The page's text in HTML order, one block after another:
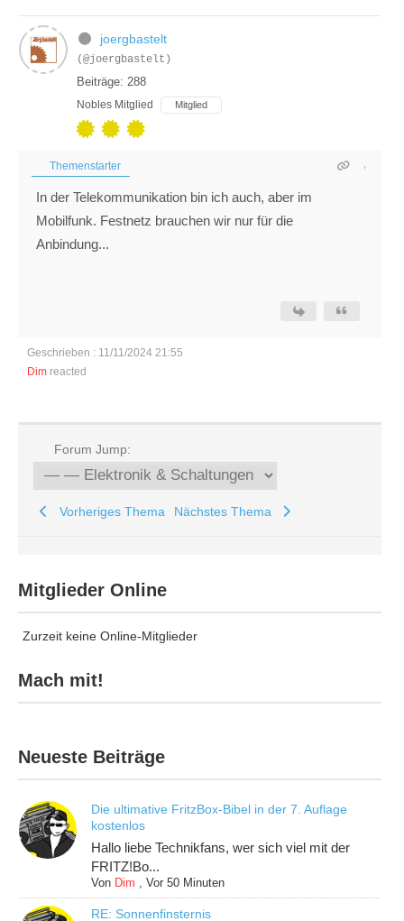
joergbastelt
(@joergbastelt)
Beiträge: 288
Nobles Mitglied Mitglied
Themenstarter
In der Telekommunikation bin ich auch, aber im
Mobilfunk. Festnetz brauchen wir nur für die
Anbindung...
Geschrieben : 11/11/2024 21:55
Dim reacted
Forum Jump:
Vorheriges Thema Nächstes Thema
Mitglieder Online
Zurzeit keine Online-Mitglieder
Mach mit!
Neueste Beiträge
Die ultimative FritzBox-Bibel in der 7. Auflage
kostenlos
Hallo liebe Technikfans, wer sich viel mit der
FRITZ!Bo...
Von Dim ,Vor 50 Minuten
RE: Sonnenfinsternis